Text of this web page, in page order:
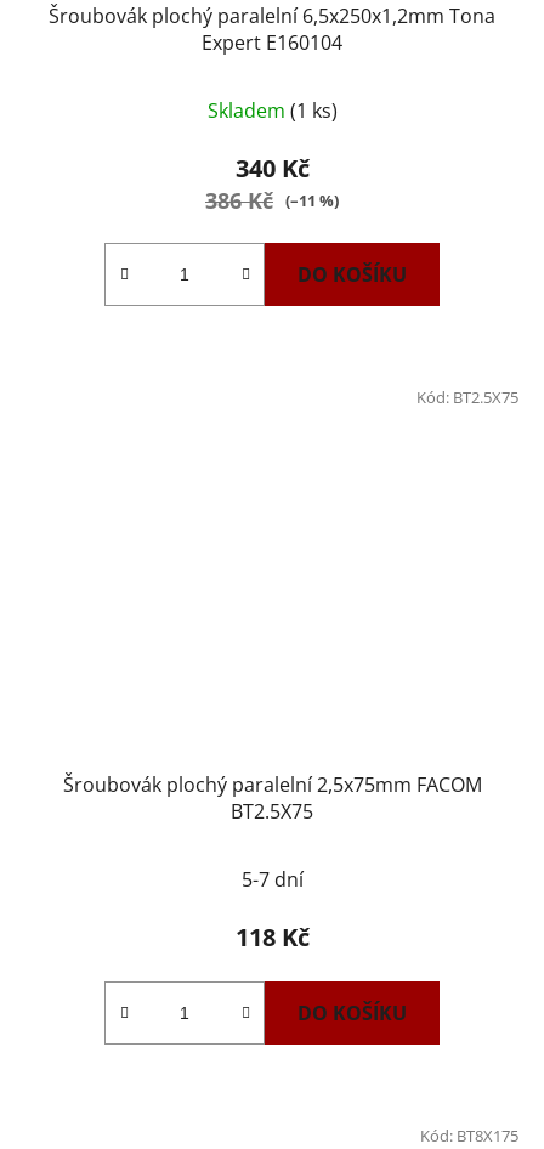
Šroubovák plochý paralelní 6,5x250x1,2mm Tona
Expert E160104
Skladem (1 ks)
340 Kč
386 Kč (–11 %)
DO KOŠÍKU
Šroubovák plochý paralelní 2,5x75mm FACOM
BT2.5X75
5-7 dní
118 Kč
DO KOŠÍKU
Kód: BT2.5X75
Kód: BT8X175